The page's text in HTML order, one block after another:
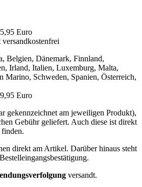
Euro
Belgien, Dänemark, Finnland,
Irland, Italien, Luxemburg, Malta,
Marino, Schweden, Spanien, Österreich,
Euro
gekennzeichnet am jeweiligen Produkt),
Gebühr geliefert. Auch diese ist direkt
direkt am Artikel. Darüber hinaus steht
versandt.